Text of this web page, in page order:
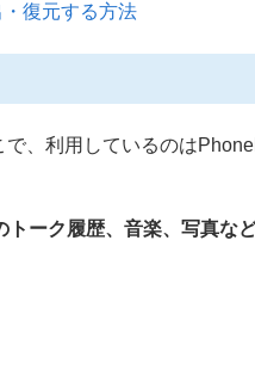
復元する方法
で、利用しているのは
ーク履歴、音楽、写真な